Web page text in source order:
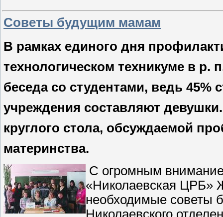
Советы будущим мамам
В рамках единого дня
технологическом техникуме в р.
беседа со студентами, ведь 45%
учреждения составляют
круглого стола, обсуждаемой
материнства.
С огромным
«Николаевская ЦРБ»
необходимые советы
Николаевского